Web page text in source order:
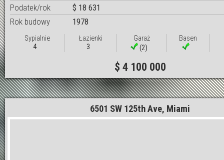
Podatek/rok
$ 18 631
Rok budowy
1978
Sypialnie
4
Łazienki
3
Garaż
(2)
Basen
$ 4 100 000
6501 SW 125th Ave, Miami